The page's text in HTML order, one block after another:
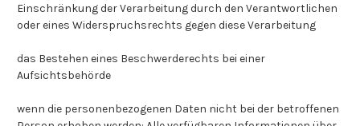
Einschränkung der Verarbeitung durch den Verantwortlichen
oder eines Widerspruchsrechts gegen diese Verarbeitung
das Bestehen eines Beschwerderechts bei einer
Aufsichtsbehörde
wenn die personenbezogenen Daten nicht bei der betroffenen